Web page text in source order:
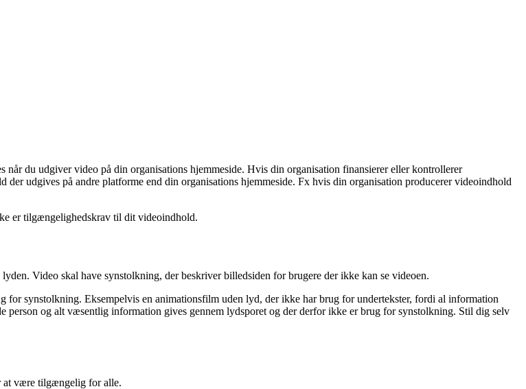
du udgiver video på din organisations hjemmeside. Hvis din organisation finansierer eller kontrollerer
udgives på andre platforme end din organisations hjemmeside. Fx hvis din organisation producerer videoindhold
er tilgængelighedskrav til dit videoindhold.
Video skal have synstolkning, der beskriver billedsiden for brugere der ikke kan se videoen.
synstolkning. Eksempelvis en animationsfilm uden lyd, der ikke har brug for undertekster, fordi al information
person og alt væsentlig information gives gennem lydsporet og der derfor ikke er brug for synstolkning. Stil dig selv
at være tilgængelig for alle.